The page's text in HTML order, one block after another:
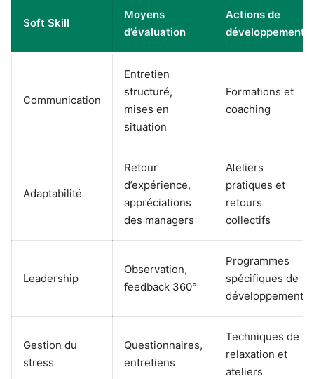
Soft Skill
Moyens
d’évaluation
Actions de
développement
Communication
Entretien
structuré,
mises en
situation
Formations et
coaching
Adaptabilité
Retour
d’expérience,
appréciations
des managers
Ateliers
pratiques et
retours
collectifs
Leadership
Observation,
feedback 360°
Programmes
spécifiques de
développement
Gestion du
stress
Questionnaires,
entretiens
Techniques de
relaxation et
ateliers